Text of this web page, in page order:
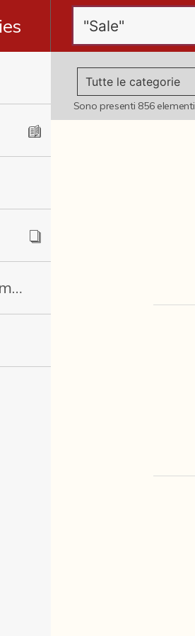
Il progetto Digital Humanities
Sono presenti 856elementi